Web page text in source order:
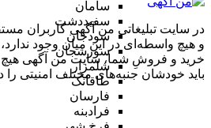
سامان
سفیددشت
سودجان
سورشجان
شلمزار
طاقانک
فارسان
فرادبنه
در سایت تبلیغاتی من آگهی کاربران
و هیچ واسطه‌ای در این میان وجود
خرید و فروشِ شما، سایت من آگهی هیچ
باید خودشان جنبه‌های مختلف امنیتی را